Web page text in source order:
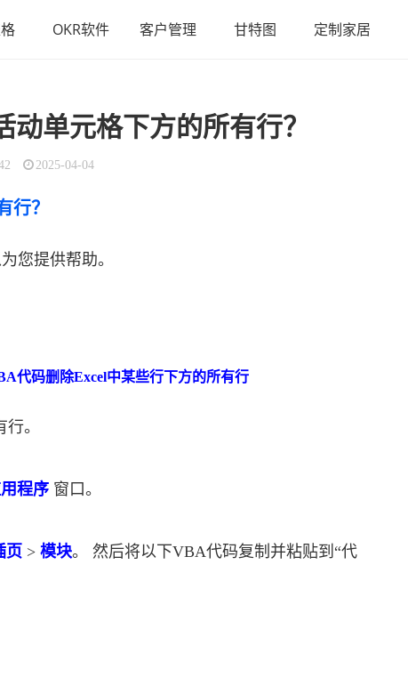
OKR软件 客户管理 甘特图 定制家居
动单元格下方的所有行？
2025-04-04
行？
您提供帮助。
代码删除Excel中某些行下方的所有行
。
程序 窗口。
页 > 模块。 然后将以下VBA代码复制并粘贴到“代